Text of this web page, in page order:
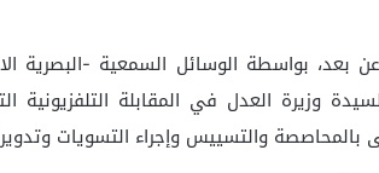
بواسطة الوسائل السمعية -البصرية
وزيرة العدل في المقابلة التلفزيونية